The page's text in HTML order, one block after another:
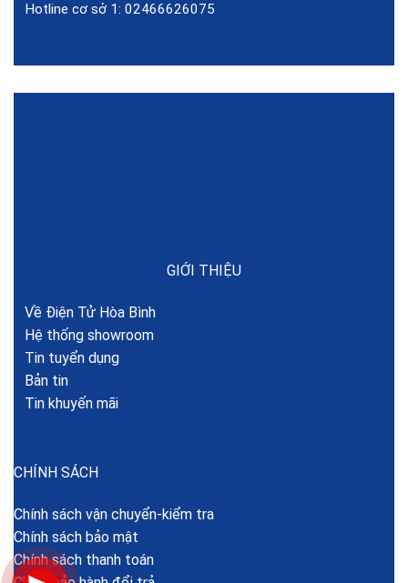
Hotline cơ sở 1: 02466626075
GIỚI THIỆU
Về Điện Tử Hòa Bình
Hệ thống showroom
Tin tuyển dụng
Bản tin
Tin khuyến mãi
CHÍNH SÁCH
Chính sách vận chuyển-kiểm tra
Chính sách bảo mật
Chính sách thanh toán